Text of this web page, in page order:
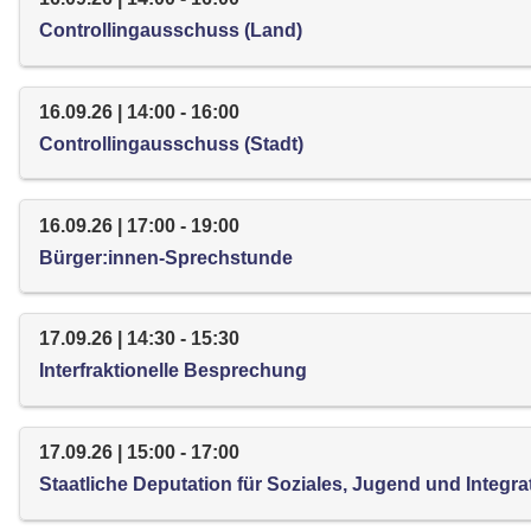
Controllingausschuss (Land)
16.09.26 | 14:00 - 16:00
Controllingausschuss (Stadt)
16.09.26 | 17:00 - 19:00
Bürger:innen-Sprechstunde
17.09.26 | 14:30 - 15:30
Interfraktionelle Besprechung
17.09.26 | 15:00 - 17:00
Staatliche Deputation für Soziales, Jugend und